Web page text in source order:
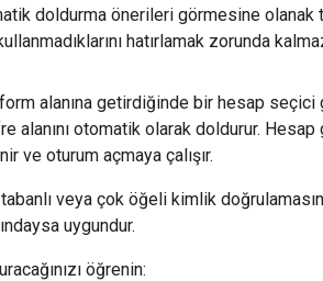
doldurma önerileri görmesine olanak
hatırlamak zorunda
form alanına getirdiğinde bir hesap
alanını otomatik olarak doldurur. Hesap
ve oturum açmaya çalışır.
veya çok öğeli kimlik
uygundur.
öğrenin: